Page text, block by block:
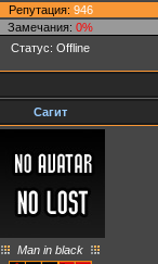
Репутация: 946
Замечания: 0%
Статус: Offline
Сагит
Man in black